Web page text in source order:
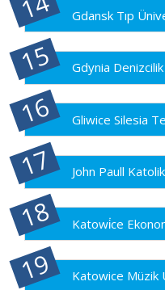
Gdansk Tıp
Gdynia
Gliwice Silesia
John Paull
Katowi̇ce
Katowice Müzik